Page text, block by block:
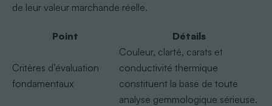
de leur valeur marchande réelle.
Point Détails
Critères d’évaluation
fondamentaux
Couleur, clarté, carats et
conductivité thermique
constituent la base de toute
analyse gemmologique sérieuse.